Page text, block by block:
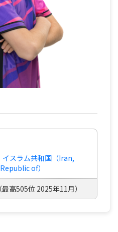
イスラム共和国（Iran,
of）
高505位 2025年11月）